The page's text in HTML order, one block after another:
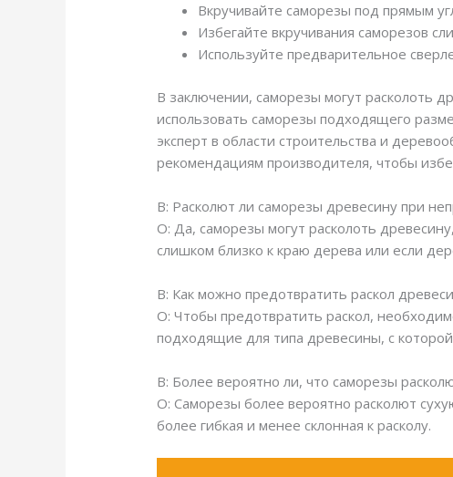
Вкручивайте саморезы под прямым
Избегайте вкручивания саморезов
Используйте предварительное
В заключении, саморезы могут расколоть
использовать саморезы подходящего
эксперт в области строительства и
рекомендациям производителя, чтобы
В: Расколют ли саморезы древесину при
О: Да, саморезы могут расколоть
слишком близко к краю дерева или если
В: Как можно предотвратить раскол
О: Чтобы предотвратить раскол,
подходящие для типа древесины, с
В: Более вероятно ли, что саморезы
О: Саморезы более вероятно расколют
более гибкая и менее склонная к расколу.